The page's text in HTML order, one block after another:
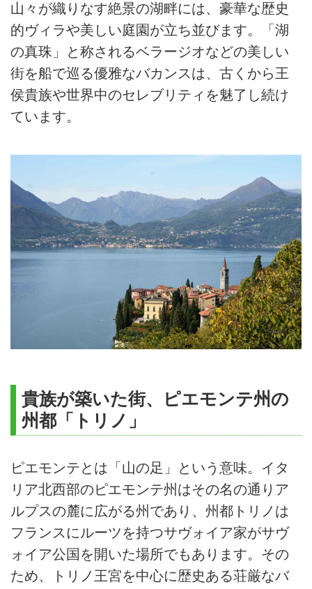
山々が織りなす絶景の湖畔には、豪華な歴史
的ヴィラや美しい庭園が立ち並びます。「湖
の真珠」と称されるベラージオなどの美しい
街を船で巡る優雅なバカンスは、古くから王
侯貴族や世界中のセレブリティを魅了し続け
ています。
貴族が築いた街、ピエモンテ州の
州都「トリノ」
ピエモンテとは「山の足」という意味。イタ
リア北西部のピエモンテ州はその名の通りア
ルプスの麓に広がる州であり、州都トリノは
フランスにルーツを持つサヴォイア家がサヴ
ォイア公国を開いた場所でもあります。その
ため、トリノ王宮を中心に歴史ある荘厳なバ